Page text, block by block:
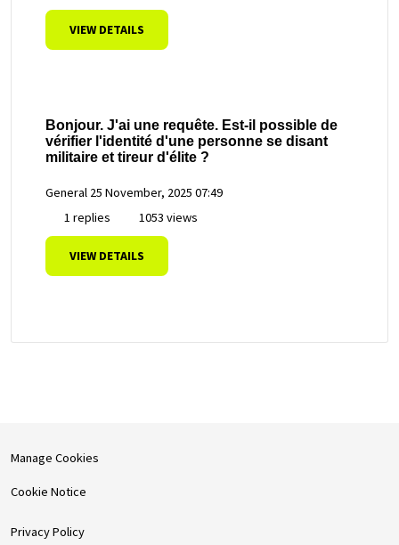
VIEW DETAILS
Bonjour. J'ai une requête. Est-il possible de
vérifier l'identité d'une personne se disant
militaire et tireur d'élite ?
General 25 November, 2025 07:49
1 replies
1053 views
VIEW DETAILS
Manage Cookies
Cookie Notice
Privacy Policy